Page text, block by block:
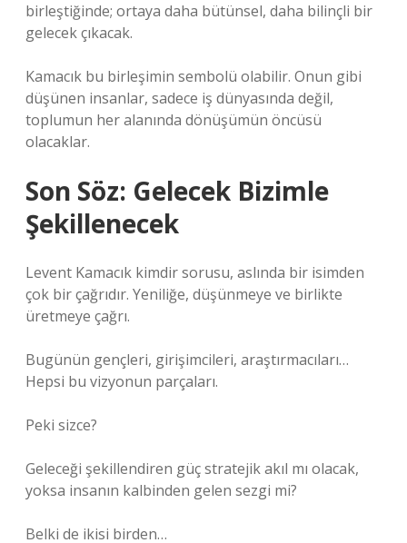
birleştiğinde; ortaya daha bütünsel, daha bilinçli bir
gelecek çıkacak.
Kamacık bu birleşimin sembolü olabilir. Onun gibi
düşünen insanlar, sadece iş dünyasında değil,
toplumun her alanında dönüşümün öncüsü
olacaklar.
Son Söz: Gelecek Bizimle
Şekillenecek
Levent Kamacık kimdir sorusu, aslında bir isimden
çok bir çağrıdır. Yeniliğe, düşünmeye ve birlikte
üretmeye çağrı.
Bugünün gençleri, girişimcileri, araştırmacıları…
Hepsi bu vizyonun parçaları.
Peki sizce?
Geleceği şekillendiren güç stratejik akıl mı olacak,
yoksa insanın kalbinden gelen sezgi mi?
Belki de ikisi birden…